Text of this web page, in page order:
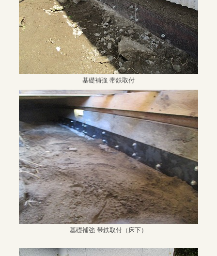
基礎補強 帯鉄取付
基礎補強 帯鉄取付（床下）